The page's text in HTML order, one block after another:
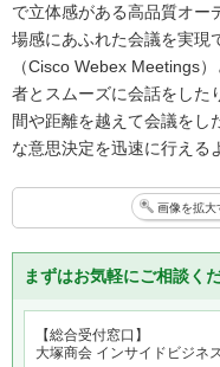
で立体感がある高品質オー
場感にあふれた会議を実現
（Cisco Webex Meetings
者とスムーズに会話をした
間や距離を越えて会議をし
な意思決定を迅速に行える
画像を拡大
まずはお気軽にご相談くだ
【総合受付窓口】
大塚商会 インサイドビジネ